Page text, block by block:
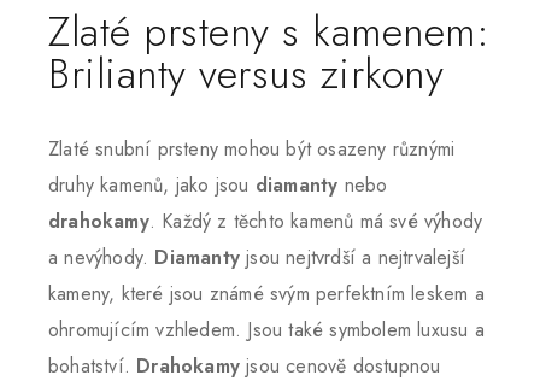
Zlaté prsteny s kamenem:
Brilianty versus zirkony
Zlaté snubní prsteny mohou být osazeny různými
druhy kamenů, jako jsou diamanty nebo
drahokamy. Každý z těchto kamenů má své výhody
a nevýhody. Diamantyjsou nejtvrdší a nejtrvalejší
kameny, které jsou známé svým perfektním leskem a
ohromujícím vzhledem. Jsou také symbolem luxusu a
bohatství. Drahokamyjsou cenově dostupnou